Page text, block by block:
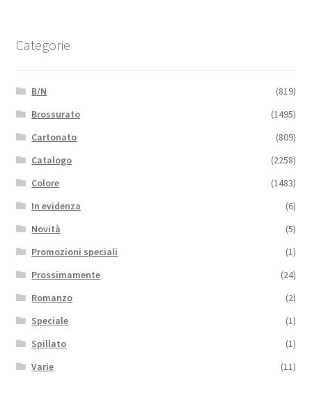
Categorie
B/N
(819)
Brossurato
(1495)
Cartonato
(809)
Catalogo
(2258)
Colore
(1483)
In evidenza
(6)
Novità
(5)
Promozioni speciali
(1)
Prossimamente
(24)
Romanzo
(2)
Speciale
(1)
Spillato
(1)
Varie
(11)